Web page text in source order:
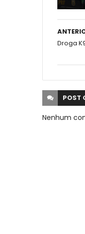
Droga
POST
Nenhum